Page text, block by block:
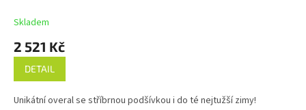
Skladem
2 521 Kč
DETAIL
Unikátní overal se stříbrnou podšívkou i do té nejtužší zimy!